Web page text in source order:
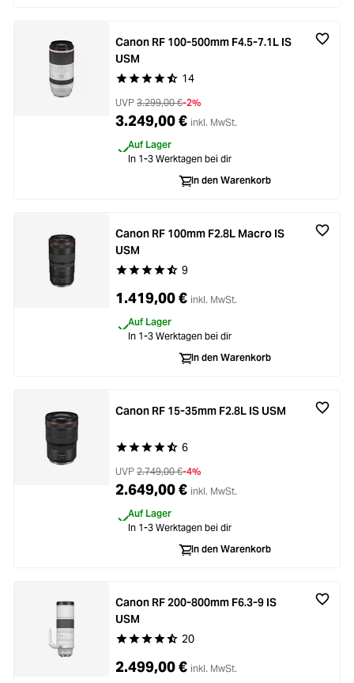
Durchschnittliche Bewertung von 4.9 von 5
14
Canon RF 100-500mm F4.5-7.1L IS
USM
UVP 3.299,00 €-2%
3.249,00 € inkl. MwSt.
Auf Lager
In 1-3 Werktagen bei dir
In den Warenkorb
Durchschnittliche Bewertung von 4.8 von 5
9
Canon RF 100mm F2.8L Macro IS
USM
1.419,00 € inkl. MwSt.
Auf Lager
In 1-3 Werktagen bei dir
In den Warenkorb
Durchschnittliche Bewertung von 4.8 von 5
6
Canon RF 15-35mm F2.8L IS USM
UVP 2.749,00 €-4%
2.649,00 € inkl. MwSt.
Auf Lager
In 1-3 Werktagen bei dir
In den Warenkorb
Durchschnittliche Bewertung von 4.7 von 5
20
Canon RF 200-800mm F6.3-9 IS
USM
2.499,00 € inkl. MwSt.